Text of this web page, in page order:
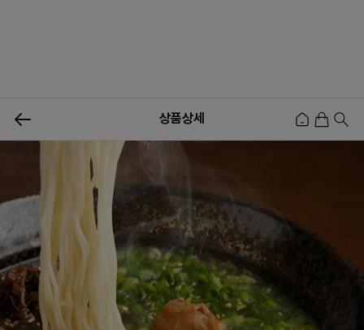
메뉴쇼핑 사업자등업신청
상품상세